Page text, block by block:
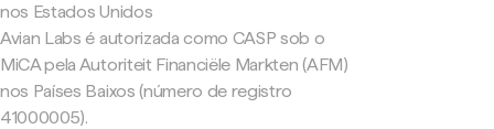
nos Estados Unidos
Avian Labs é autorizada como CASP sob o
MiCA pela Autoriteit Financiële Markten (AFM)
nos Países Baixos (número de registro
41000005).